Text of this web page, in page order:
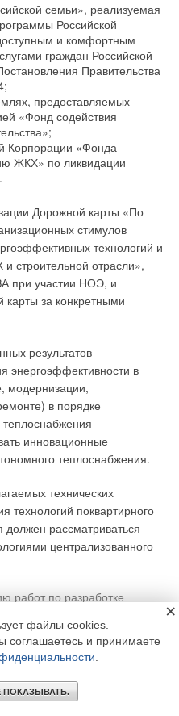
семьи», реализуемая
Российской
и комфортным
граждан Российской
Правительства
предоставляемых
«Фонд содействия
Корпорации «Фонда
ЖКХ» по ликвидации
Дорожной карты «По
стимулов
технологий и
строительной отрасли»,
при участии НОЭ, и
карты за конкретными
результатов
энергоэффективности в
модернизации,
в порядке
инновационные
теплоснабжения.
технических
технологий поквартирного
рассматриваться
централизованного
работ по разработке
автономного
строительства, так и
культурного фонда
правовых
актов
файлы cookies.
соглашаетесь и принимаете
ПОКАЗЫВАТЬ.
×